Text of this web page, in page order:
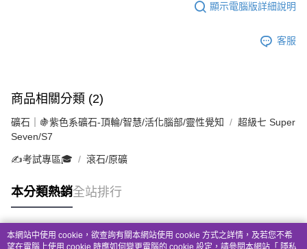
顯示電腦版詳細說明
客服
商品相關分類 (2)
礦石｜🍇紫色系礦石-頂輪/智慧/活化腦部/靈性覺知
超級七 Super
Seven/S7
✍️考試專區🎓 滾石/原礦
本分類熱銷全站排行
熱門標籤
本網站中使用 cookie，欲查詢有關本網站使用 cookie 方式之詳情，及若您不希
望在電腦上使用 cookie 時應如何變更電腦的 cookie 設定，請參閱本網站「 隱私